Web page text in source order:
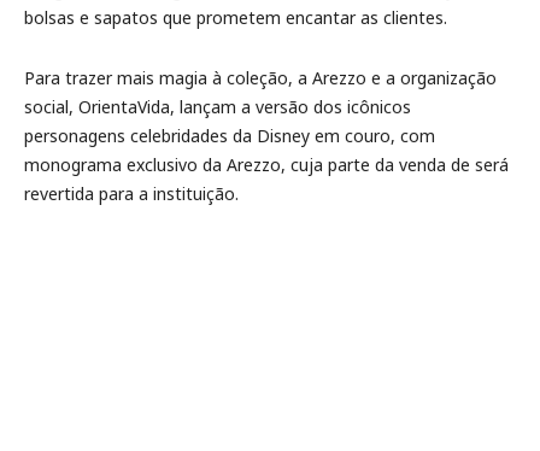
bolsas e sapatos que prometem encantar as clientes.
Para trazer mais magia à coleção, a Arezzo e a organização
social, OrientaVida, lançam a versão dos icônicos
personagens celebridades da Disney em couro, com
monograma exclusivo da Arezzo, cuja parte da venda de será
revertida para a instituição.